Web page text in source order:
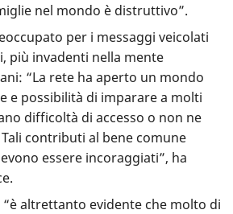
nel mondo è distruttivo”.
per i messaggi veicolati
più invadenti nella mente
“La rete ha aperto un mondo
e possibilità di imparare a molti
difficoltà di accesso o non ne
contributi al bene comune
essere incoraggiati”, ha
altrettanto evidente che molto di